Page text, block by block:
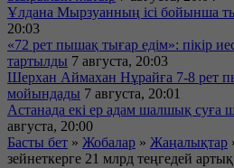
Ұлдана Мырзуанның ісі бойынша
20:03
«72 рет пышақ тығар едім»: пікір
тартылды 7 августа, 20:03
Шерхан Аймахан Нұрайға 7-8 рет
мойындады 7 августа, 20:01
Астанада екі ер адам шалшық суға
августа, 20:00
Басты бет » Жобалар » Жаңалықтар
зейнеткерге 21 млрд теңгедей